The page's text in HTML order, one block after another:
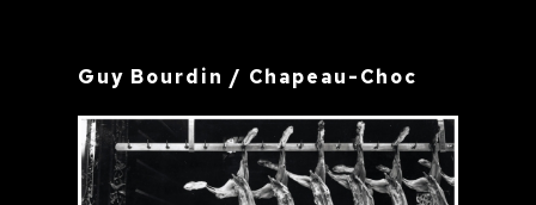
Guy Bourdin / Chapeau-Choc